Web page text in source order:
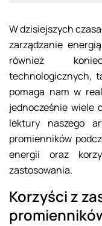
W dzisiejszych
zarządzanie
również
technologicznych,
pomaga nam w
jednocześnie wiele
lektury naszego
promienników
energii oraz
zastosowania.
Korzyści z